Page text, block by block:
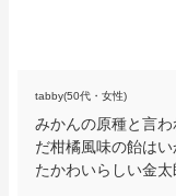
tabby(50代・女性)
みかんの原種と言
だ柑橘風味の飴は
たかわいらしい金